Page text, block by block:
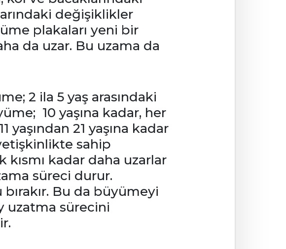
değişiklikler
plakaları yeni bir
da uzar. Bu uzama da
2 ila 5 yaş arasındaki
10 yaşına kadar, her
21 yaşına kadar
sahip
kısmı kadar daha uzarlar
süreci durur.
Bu da büyümeyi
uzatma sürecini